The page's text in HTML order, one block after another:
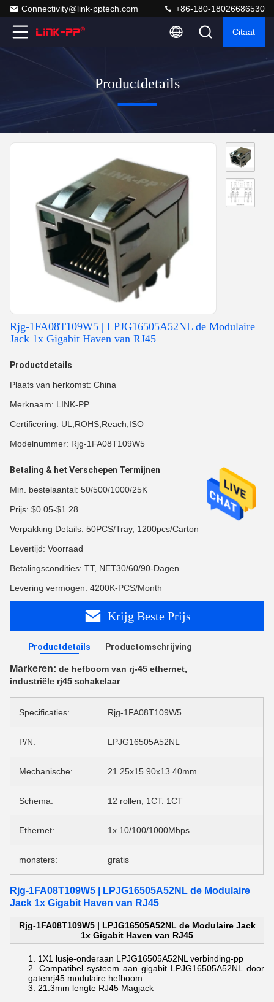
Connectivity@link-pptech.com +86-180-18026686530
Citaat
Productdetails
Rjg-1FA08T109W5 | LPJG16505A52NL de Modulaire
Jack 1x Gigabit Haven van RJ45
Productdetails
Plaats van herkomst: China
Merknaam: LINK-PP
Certificering: UL,ROHS,Reach,ISO
Modelnummer: Rjg-1FA08T109W5
Betaling & het Verschepen Termijnen
Min. bestelaantal: 50/500/1000/25K
Prijs: $0.05-$1.28
Verpakking Details: 50PCS/Tray, 1200pcs/Carton
Levertijd: Voorraad
Betalingscondities: TT, NET30/60/90-Dagen
Levering vermogen: 4200K-PCS/Month
Krijg Beste Prijs
Productdetails Productomschrijving
Markeren: de hefboom van rj-45 ethernet,
industriële rj45 schakelaar
Specificaties: Rjg-1FA08T109W5
P/N: LPJG16505A52NL
Mechanische: 21.25x15.90x13.40mm
Schema: 12 rollen, 1CT: 1CT
Ethernet: 1x 10/100/1000Mbps
monsters: gratis
Rjg-1FA08T109W5 | LPJG16505A52NL de Modulaire
Jack 1x Gigabit Haven van RJ45
Rjg-1FA08T109W5 | LPJG16505A52NL de Modulaire Jack
1x Gigabit Haven van RJ45
1X1 lusje-onderaan LPJG16505A52NL verbinding-pp
Compatibel systeem aan gigabit LPJG16505A52NL door
gatenrj45 modulaire hefboom
21.3mm lengte RJ45 Magjack